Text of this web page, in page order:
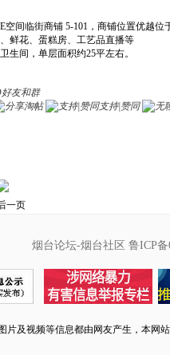
空间临街商铺 5-101，商铺位置优越
鲜花、蛋糕房、工艺品直播等
生间，单层面积约25平左右。
好友和群
淘帖
支持|赞同
一页
烟台论坛-烟台社区 鲁ICP备
片及视频等信息都由网友产生，本网